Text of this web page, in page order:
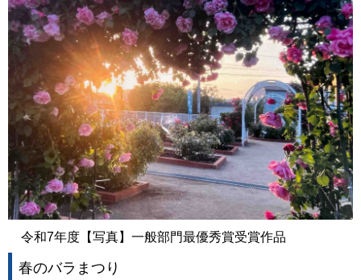
令和7年度【写真】一般部門最優秀賞受賞作品
春のバラまつり